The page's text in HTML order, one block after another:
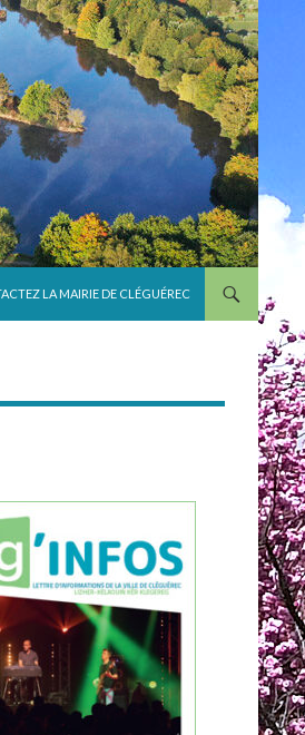
LA MAIRIE DE CLÉGUÉREC